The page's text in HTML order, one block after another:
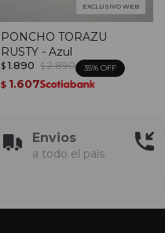
EXCLUSIVO WEB
PONCHO TORAZU
RUSTY - Azul
$ 1.890 $ 2.890 35
$ 1.607
Envios
a todo el país